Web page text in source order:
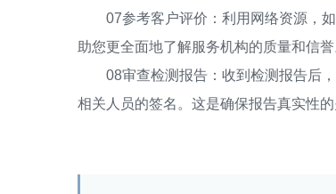
07参考客户评价：利用网络资源，如
助您更全面地了解服务机构的质量和信誉
08审查检测报告：收到检测报告后，
相关人员的签名。这是确保报告真实性